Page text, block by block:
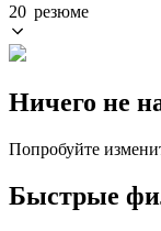
20 резюме
Ничего не
Попробуйте
Быстрые